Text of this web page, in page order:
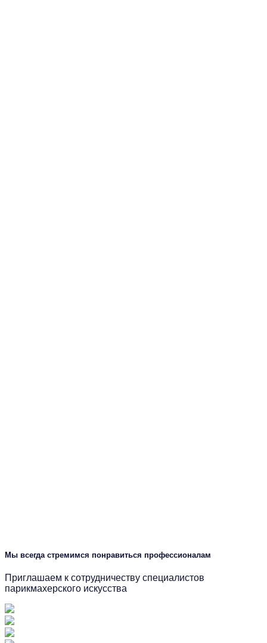
Мы всегда стремимся понравиться профессионалам
Приглашаем к сотрудничеству специалистов
парикмахерского искусства